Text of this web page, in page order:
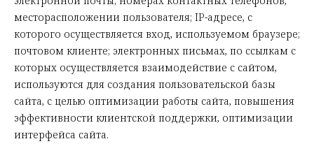
месторасположении пользователя; IP-адресе, с
которого осуществляется вход, используемом браузере;
почтовом клиенте; электронных письмах, по ссылкам с
которых осуществляется взаимодействие с сайтом,
используются для создания пользовательской базы
сайта, с целью оптимизации работы сайта, повышения
эффективности клиентской поддержки, оптимизации
интерфейса сайта.